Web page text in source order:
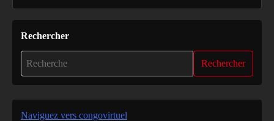
Rechercher
Rechercher
Naviguez vers congovirtuel